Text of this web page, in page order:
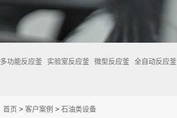
多功能反应釜 实验室反应釜 微型反应釜 全自动反应釜
首页 > 客户案例 > 石油类设备